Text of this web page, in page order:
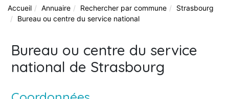
Accueil Annuaire Rechercher par commune
Strasbourg
Bureau ou centre du service national
Bureau ou centre du service
national de Strasbourg